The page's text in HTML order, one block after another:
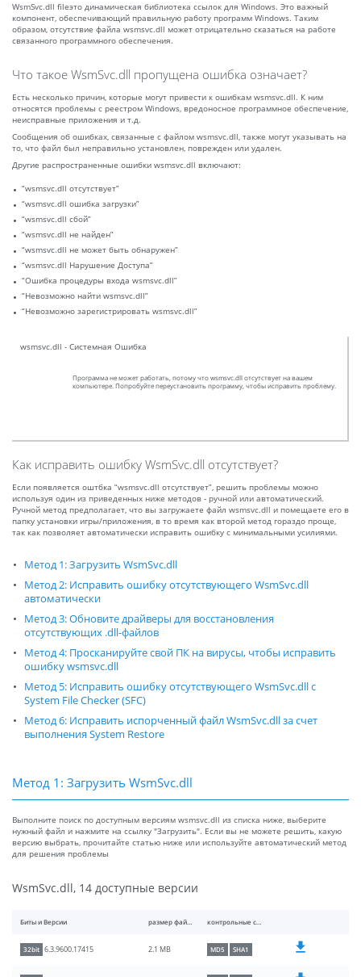
WsmSvc.dll fileэто динамическая библиотека ссылок для Windows. Это важный
компонент, обеспечивающий правильную работу программ Windows. Таким
образом, отсутствие файла wsmsvc.dll может отрицательно сказаться на работе
связанного программного обеспечения.
Что такое WsmSvc.dll пропущена ошибка означает?
Есть несколько причин, которые могут привести к ошибкам wsmsvc.dll. К ним
относятся проблемы с реестром Windows, вредоносное программное обеспечение,
неисправные приложения и т.д.
Сообщения об ошибках, связанные с файлом wsmsvc.dll, также могут указывать на
то, что файл был неправильно установлен, поврежден или удален.
Другие распространенные ошибки wsmsvc.dll включают:
“wsmsvc.dll отсутствует”
“wsmsvc.dll ошибка загрузки”
“wsmsvc.dll сбой”
“wsmsvc.dll не найден”
“wsmsvc.dll не может быть обнаружен”
“wsmsvc.dll Нарушение Доступа”
“Ошибка процедуры входа wsmsvc.dll”
“Невозможно найти wsmsvc.dll”
“Невозможно зарегистрировать wsmsvc.dll”
wsmsvc.dll - Системная Ошибка
Программа не может работать, потому что wsmsvc.dll отсутствует на вашем
компьютере. Попробуйте переустановить программу, чтобы исправить проблему.
Как исправить ошибку WsmSvc.dll отсутствует?
Если появляется оштбка “wsmsvc.dll отсутствует”, решить проблемы можно
используя один из приведенных ниже методов - ручной или автоматический.
Ручной метод предполагает, что вы загружаете файл wsmsvc.dll и помещаете его в
папку установки игры/приложения, в то время как второй метод гораздо проще,
так как позволяет автоматически исправить ошибку с минимальными усилиями.
Метод 1: Загрузить WsmSvc.dll
Метод 2: Исправить ошибку отсутствующего WsmSvc.dll
автоматически
Метод 3: Обновите драйверы для восстановления
отсутствующих .dll-файлов
Метод 4: Просканируйте свой ПК на вирусы, чтобы исправить
ошибку wsmsvc.dll
Метод 5: Исправить ошибку отсутствующего WsmSvc.dll с
System File Checker (SFC)
Метод 6: Исправить испорченный файл WsmSvc.dll за счет
выполнения System Restore
Метод 1: Загрузить WsmSvc.dll
Выполните поиск по доступным версиям wsmsvc.dll из списка ниже, выберите
нужный файл и нажмите на ссылку "Загрузить". Если вы не можете решить, какую
версию выбрать, прочитайте статью ниже или используйте автоматический метод
для решения проблемы
WsmSvc.dll, 14 доступные версии
Биты и Версии размер файлы контрольные суммы
32bit 6.3.9600.17415 2.1 MB MD5 SHA1